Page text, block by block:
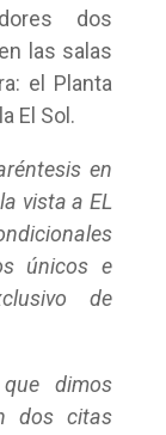
dos
las salas
el Planta
El Sol.
en
vista a EL
únicos e
de
dimos
dos citas